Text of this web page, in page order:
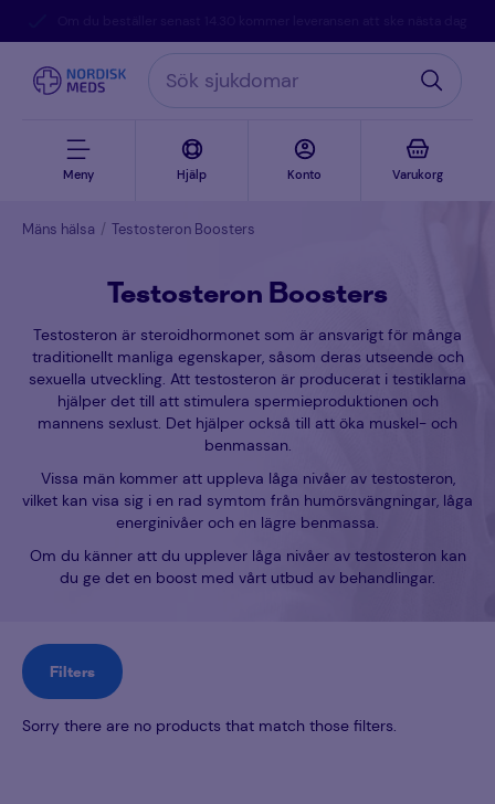
Meny Hjälp Konto Varukorg
Mäns hälsa Testosteron Boosters
Testosteron Boosters
Testosteron är steroidhormonet som är ansvarigt för många
traditionellt manliga egenskaper, såsom deras utseende och
sexuella utveckling. Att testosteron är producerat i testiklarna
hjälper det till att stimulera spermieproduktionen och
mannens sexlust. Det hjälper också till att öka muskel- och
benmassan.
Vissa män kommer att uppleva låga nivåer av testosteron,
vilket kan visa sig i en rad symtom från humörsvängningar, låga
energinivåer och en lägre benmassa.
Om du känner att du upplever låga nivåer av testosteron kan
du ge det en boost med vårt utbud av behandlingar.
Filters
Sorry there are no products that match those filters.